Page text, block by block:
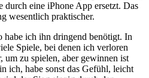
durch eine iPhone App ersetzt. Das
wesentlich praktischer.
habe ich ihn dringend benötigt. In
Spiele, bei denen ich verloren
um zu spielen, aber gewinnen ist
ich, habe sonst das Gefühl, leicht